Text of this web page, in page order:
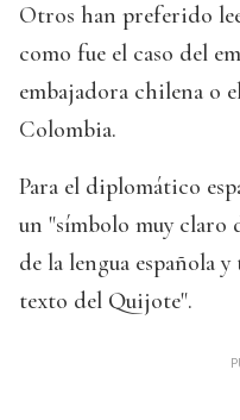
Otros han preferido
como fue el caso del
embajadora chilena o
Colombia.
Para el diplomático
un "símbolo muy claro
de la lengua española
texto del Quijote".